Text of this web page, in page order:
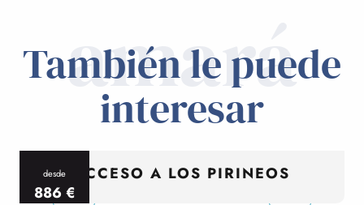
amará
También le puede
interesar
desde
886€
ACCESO A LOS PIRINEOS